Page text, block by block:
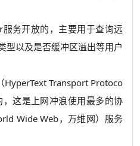
务开放的，主要用于查询远
型以及是否缓冲区溢出等用户
HyperText Transport Protoco
这是上网冲浪使用最多的协
Wide Web，万维网）服务